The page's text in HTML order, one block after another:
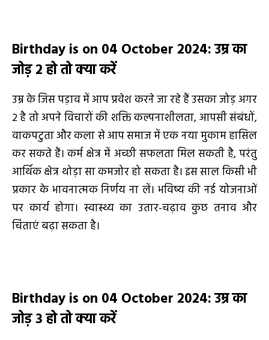
Birthday is on 04 October 2024:उम्र का
जोड़2हो तोक्या करें
उम्र के जिस पड़ाव में आप प्रवेश करने जा रहे हैं उसका जोड़ अगर
2 है तो अपने विचारों की शक्ति कल्पनाशीलता, आपसी संबंधों,
वाकपटुता और कला से आप समाज में एक नया मुकाम हासिल
कर सकते हैं। कर्म क्षेत्र में अच्छी सफलता मिल सकती है, परंतु
आर्थिक क्षेत्र थोड़ा सा कमजोर हो सकता है। इस साल किसी भी
प्रकार के भावनात्मक निर्णय ना लें। भविष्य की नई योजनाओं
पर कार्य होगा। स्वास्थ्य का उतार-चढ़ाव कुछ तनाव और
चिंताएं बढ़ा सकता है।
Birthday is on 04 October 2024:उम्र का
जोड़3हो तो क्या करें